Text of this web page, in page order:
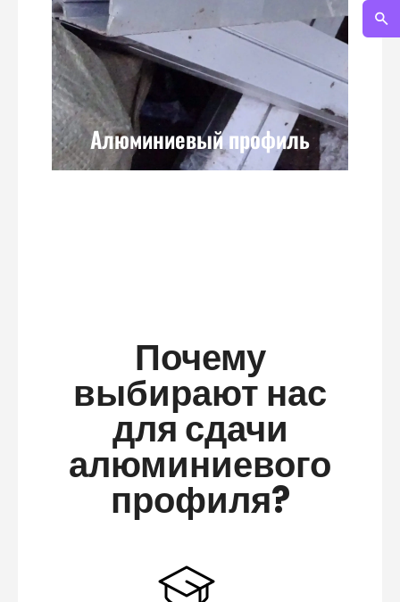
Алюминиевый профиль
отраслях благодаря своей легкости и
прочности.
Почему
выбирают нас
для сдачи
алюминиевого
профиля?